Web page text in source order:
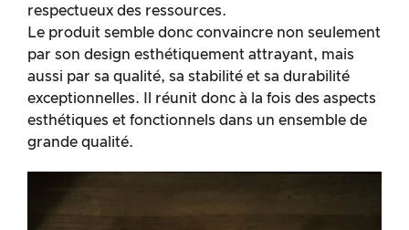
respectueux des ressources.
Le produit semble donc convaincre non seulement
par son design esthétiquement attrayant, mais
aussi par sa qualité, sa stabilité et sa durabilité
exceptionnelles. Il réunit donc à la fois des aspects
esthétiques et fonctionnels dans un ensemble de
grande qualité.